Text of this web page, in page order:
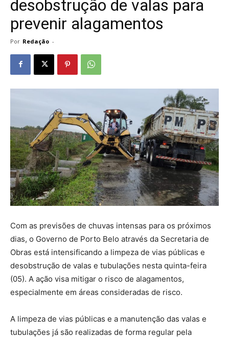
desobstrução de valas para
prevenir alagamentos
Por Redação -
Com as previsões de chuvas intensas para os próximos
dias, o Governo de Porto Belo através da Secretaria de
Obras está intensificando a limpeza de vias públicas e
desobstrução de valas e tubulações nesta quinta-feira
(05). A ação visa mitigar o risco de alagamentos,
especialmente em áreas consideradas de risco.
A limpeza de vias públicas e a manutenção das valas e
tubulações já são realizadas de forma regular pela